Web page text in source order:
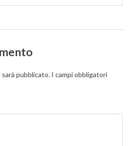
sarà pubblicato. I campi obbligatori